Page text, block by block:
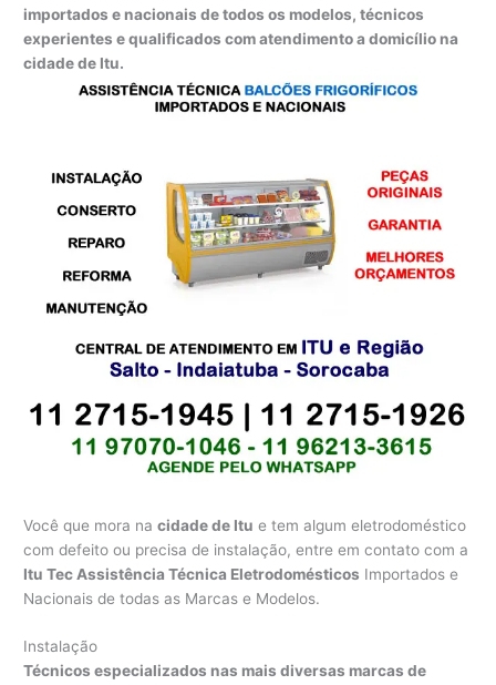
importados e nacionais de todos os modelos, técnicos
experientes e qualificados com atendimento a domicílio na
cidade de Itu.
Você que mora nacidade de Itu e tem algum eletrodoméstico
com defeito ou precisa de instalação, entre em contato com a
Itu Tec Assistência Técnica Eletrodomésticos Importados e
Nacionais de todas as Marcas e Modelos.
Instalação
Técnicos especializados nas mais diversas marcas de